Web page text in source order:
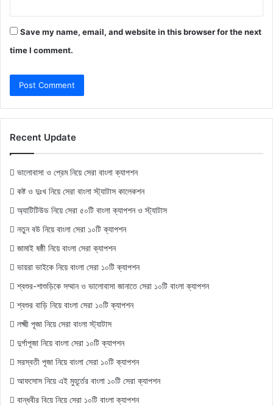
Save my name, email, and website in this browser for the next
time I comment.
Recent Update
ভালোবাসা ও প্রেম নিয়ে সেরা বাংলা ক্যাপশন
কষ্ট ও দুঃখ নিয়ে সেরা বাংলা স্ট্যাটাস কালেকশন
অ্যাটিটিউড নিয়ে সেরা ৫০টি বাংলা ক্যাপশন ও স্ট্যাটাস
নতুন বউ নিয়ে বাংলা সেরা ১০টি ক্যাপশন
জামাই ষষ্ঠী নিয়ে বাংলা সেরা ক্যাপশন
ভায়রা ভাইকে নিয়ে বাংলা সেরা ১০টি ক্যাপশন
শ্বশুর-শাশুড়িকে সম্মান ও ভালোবাসা জানাতে সেরা ১০টি বাংলা ক্যাপশন
শ্বশুর বাড়ি নিয়ে বাংলা সেরা ১০টি ক্যাপশন
লক্ষ্মী পূজা নিয়ে সেরা বাংলা স্ট্যাটাস
দুর্গাপূজা নিয়ে বাংলা সেরা ১০টি ক্যাপশন
সরস্বতী পূজা নিয়ে বাংলা সেরা ১০টি ক্যাপশন
আফসোস নিয়ে এই মুহূর্তের বাংলা ১০টি সেরা ক্যাপশন
বান্ধবীর বিয়ে নিয়ে সেরা ১০টি বাংলা ক্যাপশন